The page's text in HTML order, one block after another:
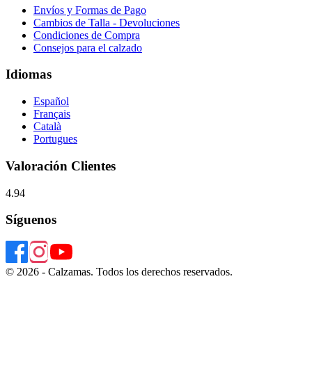
Envíos y Formas de Pago
Cambios de Talla - Devoluciones
Condiciones de Compra
Consejos para el calzado
Idiomas
Español
Français
Català
Portugues
Valoración Clientes
4.94
Síguenos
© 2026 - Calzamas. Todos los derechos reservados.